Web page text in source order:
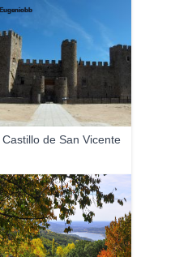
Castillo de San Vicente
Eugeniobb